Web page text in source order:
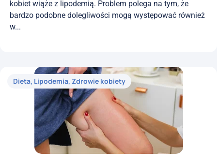
kobiet wiąże z lipodemią. Problem polega na tym, że
bardzo podobne dolegliwości mogą występować również
w...
Dieta, Lipodemia, Zdrowie kobiety